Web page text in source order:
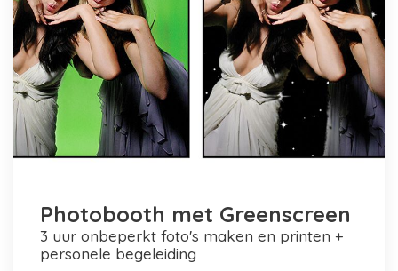
Photobooth met Greenscreen
3 uur onbeperkt foto's maken en printen +
personele begeleiding